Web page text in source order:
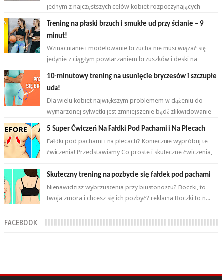
jednym z najczęstszych celów kobiet rozpoczynających
Trening na płaski brzuch i smukłe ud przy ścianie – 9
minut!
Wzmacnianie i modelowanie brzucha nie musi wiązać się
jedynie z ciągłym powtarzaniem brzuszków i deski na
10-minutowy trening na usunięcie bryczesów i szczupłe
uda!
Dla wielu kobiet największym problemem w dążeniu do
wymarzonej sylwetki jest zmniejszenie bądź zlikwidowanie
tkanki tłuszczowej w okoli...
5 Super Ćwiczeń Na Fałdki Pod Pachami i Na Plecach
Fałdki pod pachami i na plecach? Koniecznie wypróbuj te
ćwiczenia! Przedstawiamy Co proste i skuteczne ćwiczenia,
Skuteczny trening na pozbycie się fałdek pod pachami
Nienawidzisz wybrzuszenia przy biustonoszu? Boczki, to
twoja zmora i chcesz się ich pozbyć? reklama Boczki to n...
FACEBOOK